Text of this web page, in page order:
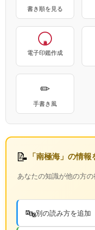
書き順を見る
電子印鑑作成
✏
手書き風
📝 「南極海」の情
あなたの知識が他の方
🔤別の読み方を追加